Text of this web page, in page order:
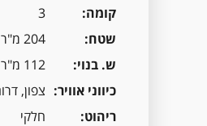
קומה
3
שטח
204 מ"ר
ש. בנוי
112 מ"ר
כיווני אוויר
צפון,
ריהוט
חלקי